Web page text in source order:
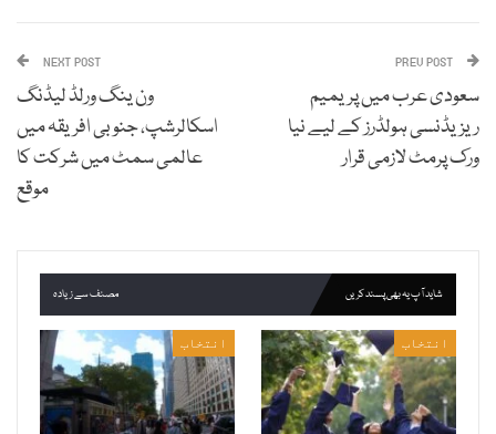
سعودی عرب میں پریمیم
ریزیڈنسی ہولڈرز کے لیے نیا
ورک پرمٹ لازمی قرار
NEXT POST
ون ینگ ورلڈ لیڈنگ
اسکالرشپ، جنوبی افریقہ میں
عالمی سمٹ میں شرکت کا
موقع
شاید آپ یہ بھی پسند کریں مصنف سے زیادہ
انتخاب انتخاب